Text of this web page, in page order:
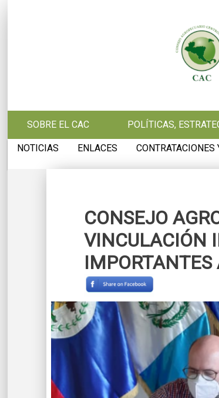
SOBRE EL CAC POLÍTICAS,
NOTICIAS ENLACES CONTRATACIONES
CONSEJO
VINCULACIÓN
IMPORTANTES